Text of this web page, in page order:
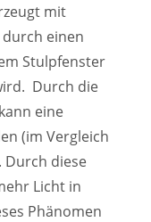
mit
einen
Stulpfenster
Durch die
eine
(im Vergleich
diese
Licht in
Phänomen